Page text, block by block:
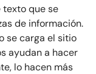
texto que se
de información.
se carga el sitio
ayudan a hacer
lo hacen más